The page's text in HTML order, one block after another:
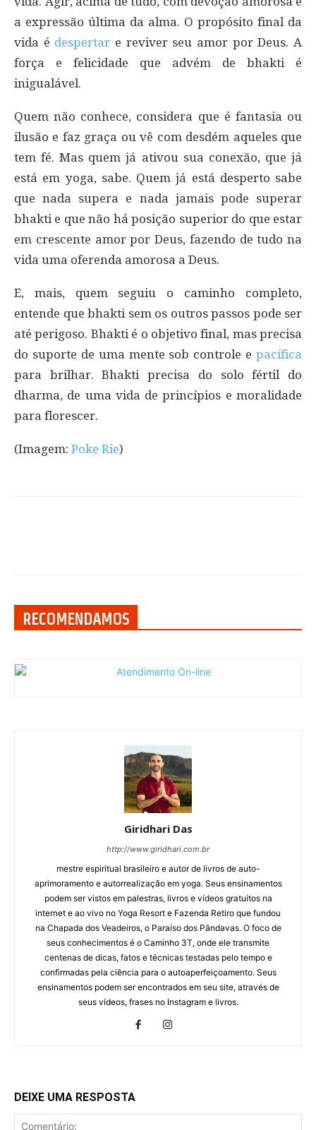
a expressão última da alma. O propósito final da
vida é despertar e reviver seu amor por Deus. A
força e felicidade que advém de bhakti é
inigualável.
Quem não conhece, considera que é fantasia ou
ilusão e faz graça ou vê com desdém aqueles que
tem fé. Mas quem já ativou sua conexão, que já
está em yoga, sabe. Quem já está desperto sabe
que nada supera e nada jamais pode superar
bhakti e que não há posição superior do que estar
em crescente amor por Deus, fazendo de tudo na
vida uma oferenda amorosa a Deus.
E, mais, quem seguiu o caminho completo,
entende que bhakti sem os outros passos pode ser
até perigoso. Bhakti é o objetivo final, mas precisa
do suporte de uma mente sob controle e pacífica
para brilhar. Bhakti precisa do solo fértil do
dharma, de uma vida de princípios e moralidade
para florescer.
(Imagem: Poke Rie)
RECOMENDAMOS
Giridhari Das
http://www.giridhari.com.br
mestre espiritual brasileiro e autor de livros de auto-
aprimoramento e autorrealização em yoga. Seus ensinamentos
podem ser vistos em palestras, livros e vídeos gratuitos na
internet e ao vivo no Yoga Resort e Fazenda Retiro que fundou
na Chapada dos Veadeiros, o Paraíso dos Pândavas. O foco de
seus conhecimentos é o Caminho 3T, onde ele transmite
centenas de dicas, fatos e técnicas testadas pelo tempo e
confirmadas pela ciência para o autoaperfeiçoamento. Seus
ensinamentos podem ser encontrados em seu site, através de
seus vídeos, frases no Instagram e livros.
DEIXE UMA RESPOSTA